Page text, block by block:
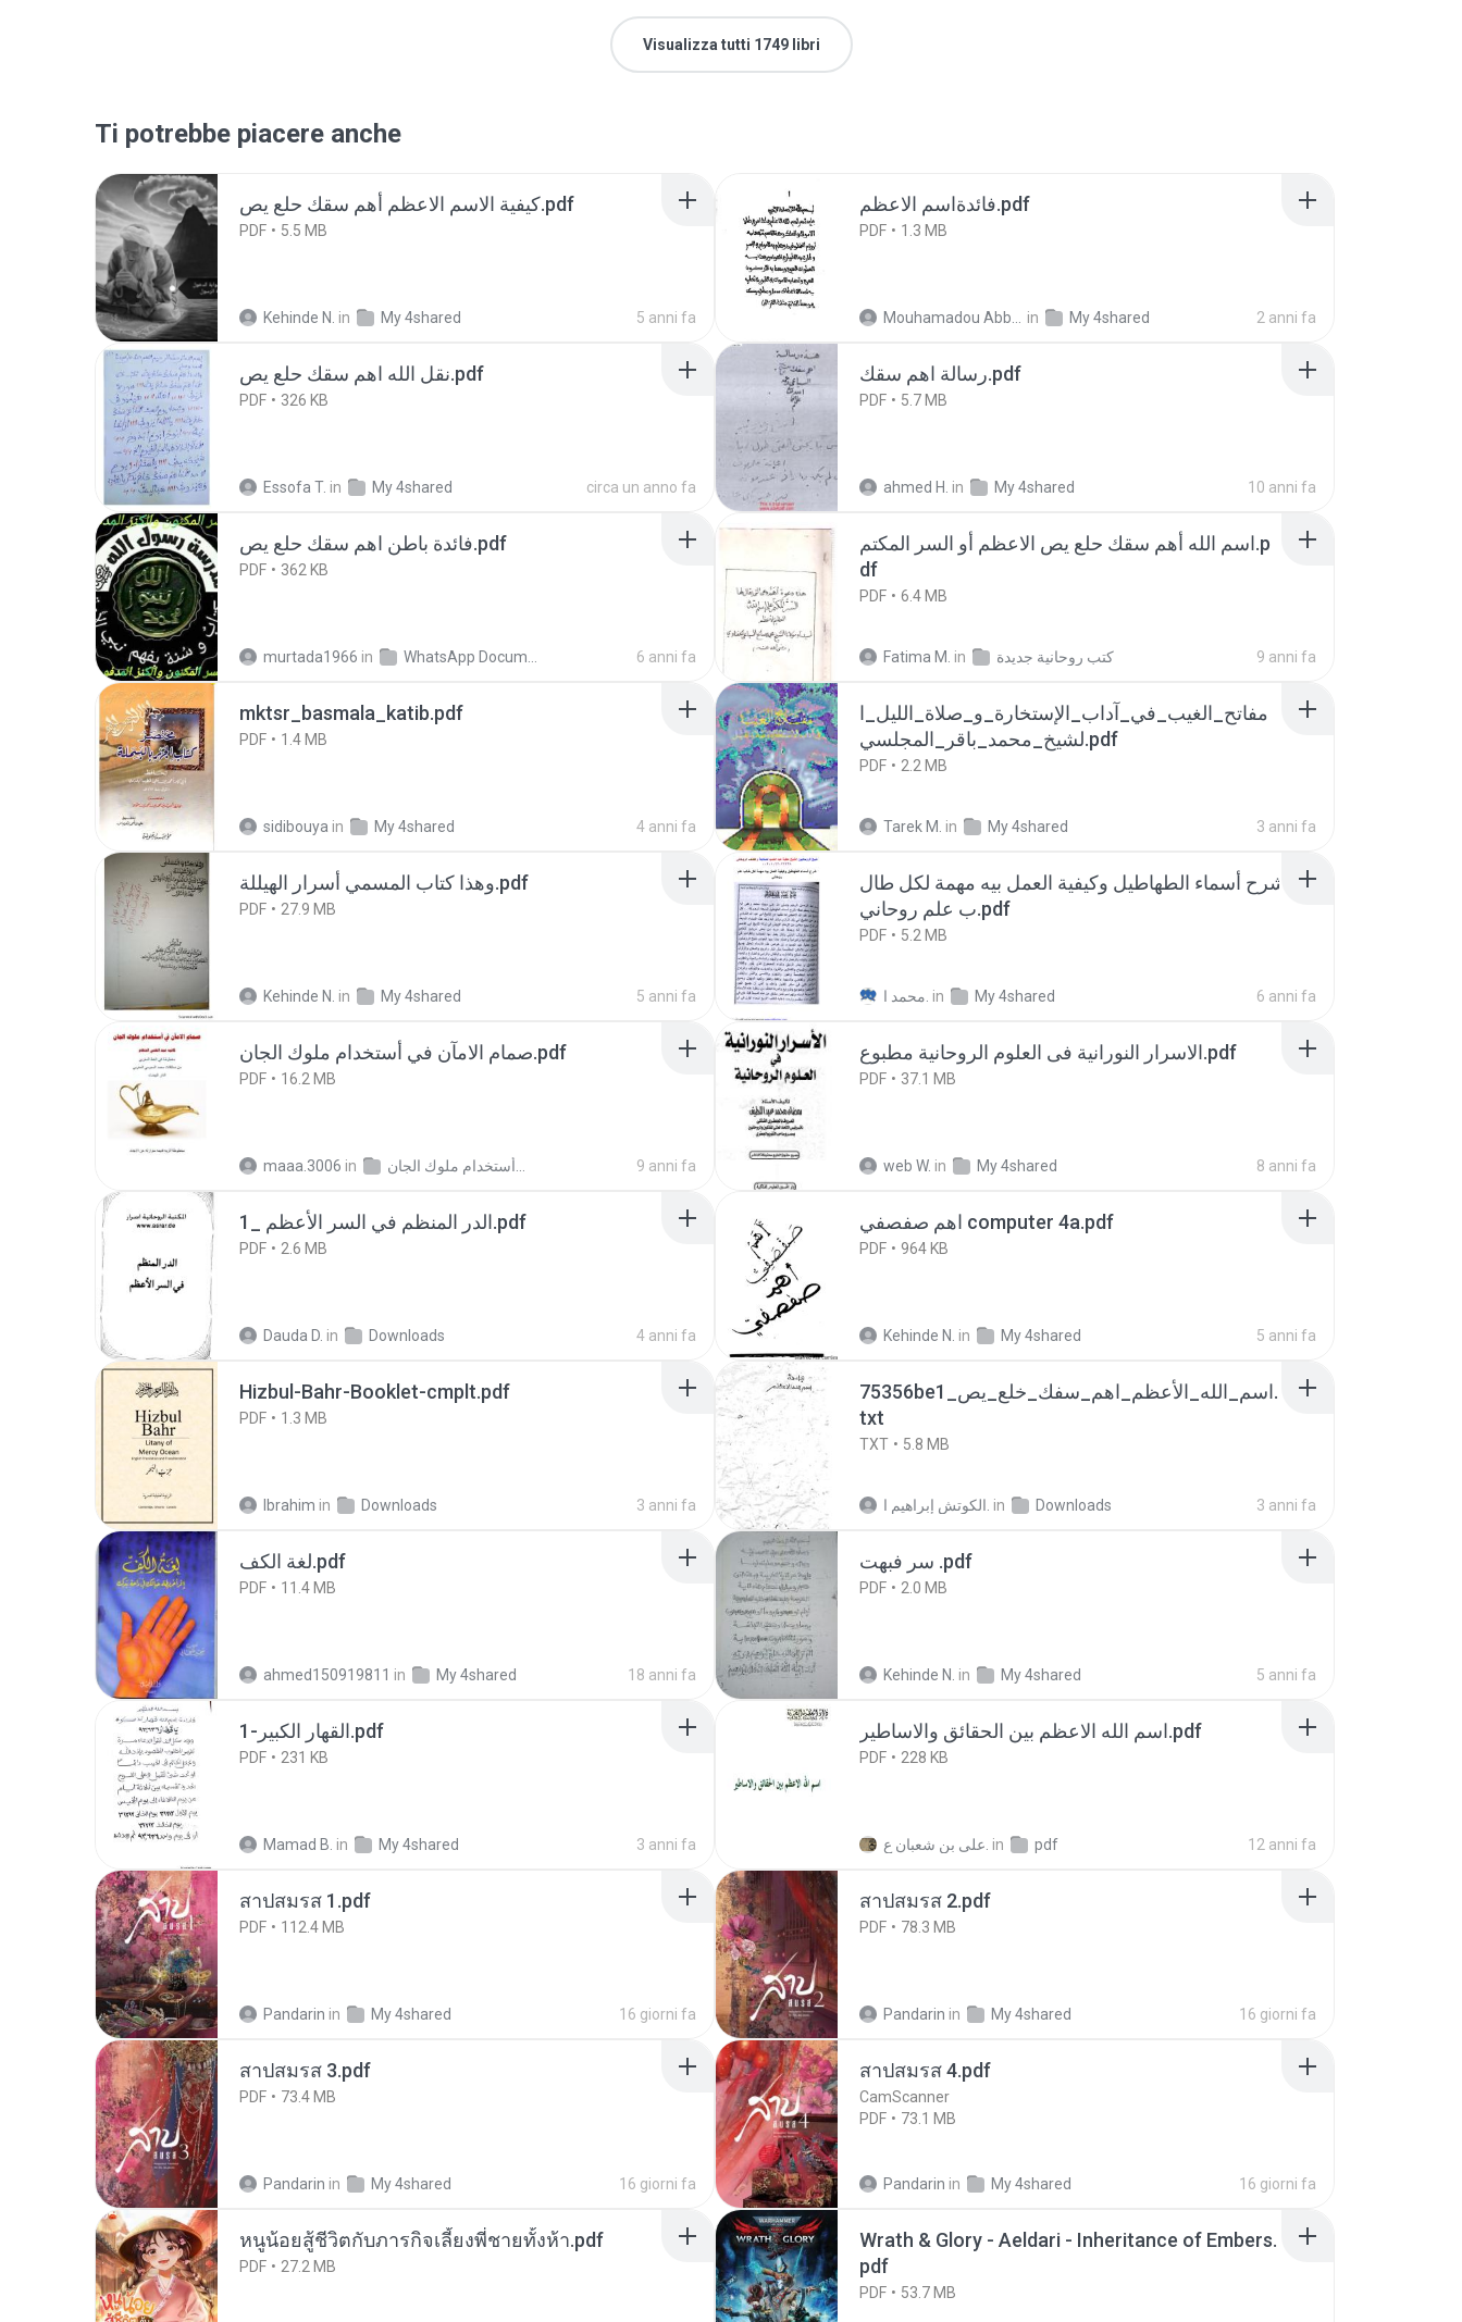
Visualizza tutti 1749 libri
Ti potrebbe piacere anche
كيفية الاسم الاعظم أهم سقك حلع يص.pdf
PDF 5.5 MB
Kehinde N. in My 4shared 5 anni fa
فائدةاسم الاعظم.pdf
PDF 1.3 MB
in My 4shared 2 anni fa
نقل الله اهم سقك حلع يص.pdf
PDF 326 KB
Essofa T. in My 4shared circa un anno fa
رسالة اهم سقك.pdf
PDF 5.7 MB
ahmed H. in My 4shared 10 anni fa
فائدة باطن اهم سقك حلع يص.pdf
PDF 362 KB
murtada1966 in 6 anni fa
اسم الله أهم سقك حلع يص الاعظم أو السر المكتم.p
df
PDF 6.4 MB
Fatima M. in كتب روحانية جديدة 9 anni fa
mktsr_basmala_katib.pdf
PDF 1.4 MB
sidibouya in My 4shared 4 anni fa
مفاتح_الغيب_في_آداب_الإستخارة_و_صلاة_الليل_ا
لشيخ_محمد_باقر_المجلسي.pdf
PDF 2.2 MB
Tarek M. in My 4shared 3 anni fa
وهذا كتاب المسمي أسرار الهيللة.pdf
PDF 27.9 MB
Kehinde N. in My 4shared 5 anni fa
شرح أسماء الطهاطيل وكيفية العمل بيه مهمة لكل طال
ب علم روحاني.pdf
PDF 5.2 MB
in My 4shared 6 anni fa
صمام الامآن في أستخدام ملوك الجان.pdf
PDF 16.2 MB
maaa.3006 in 9 anni fa
الاسرار النورانية فى العلوم الروحانية مطبوع.pdf
PDF 37.1 MB
web W. in My 4shared 8 anni fa
1_ الدر المنظم في السر الأعظم.pdf
PDF 2.6 MB
Dauda D. in Downloads 4 anni fa
اهم صفصفي computer 4a.pdf
PDF 964 KB
Kehinde N. in My 4shared 5 anni fa
Hizbul-Bahr-Booklet-cmplt.pdf
PDF 1.3 MB
Ibrahim in Downloads 3 anni fa
75356be1_اسم_الله_الأعظم_اهم_سفك_خلع_يص.
txt
TXT 5.8 MB
in Downloads 3 anni fa
لغة الكف.pdf
PDF 11.4 MB
ahmed150919811 in My 4shared 18 anni fa
سر فبهت .pdf
PDF 2.0 MB
Kehinde N. in My 4shared 5 anni fa
القهار الكبير-1.pdf
PDF 231 KB
Mamad B. in My 4shared 3 anni fa
اسم الله الاعظم بين الحقائق والاساطير.pdf
PDF 228 KB
in pdf 12 anni fa
สาปสมรส 1.pdf
PDF 112.4 MB
Pandarin in My 4shared 16 giorni fa
สาปสมรส 2.pdf
PDF 78.3 MB
Pandarin in My 4shared 16 giorni fa
สาปสมรส 3.pdf
PDF 73.4 MB
Pandarin in My 4shared 16 giorni fa
สาปสมรส 4.pdf
CamScanner
PDF
73.1 MB
Pandarin in My 4shared 16 giorni fa
หนูน้อยสู้ชีวิตกับภารกิจเลี้ยงพี่ชายทั้งห้า.pdf
PDF 27.2 MB
Wrath & Glory - Aeldari - Inheritance of Embers.
pdf
PDF 53.7 MB